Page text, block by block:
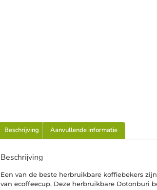
Beschrijving Aanvullende informatie
Beschrijving
Een van de beste herbruikbare koffiebekers
van ecoffeecup. Deze herbruikbare Dotonburi